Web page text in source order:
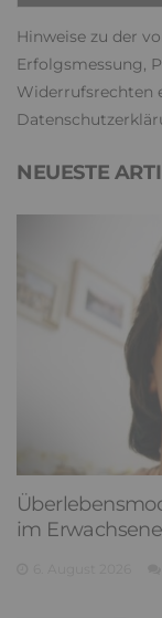
Hinweise zu der
Erfolgsmessung,
Widerrufsrechten
NEUESTE
im